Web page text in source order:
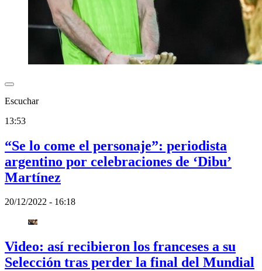
Escuchar
13:53
“Se lo come el personaje”: periodista
argentino por celebraciones de ‘Dibu’
Martínez
20/12/2022 - 16:18
Video: así recibieron los franceses a su
Selección tras perder la final del Mundial